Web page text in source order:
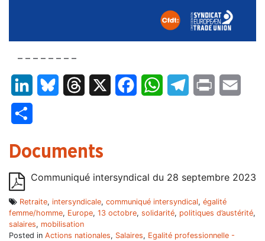
– – – – – – – –
LinkedInBluesky Threads FacebookWhatsAppTelegram
Print
Documents
Communiqué intersyndical du 28 septembre 2023
Retraite, intersyndicale, communiqué intersyndical, égalité
femme/homme, Europe, 13 octobre, solidarité, politiques d’austérité,
salaires, mobilisation
Posted in Actions nationales, Salaires, Egalité professionnelle -